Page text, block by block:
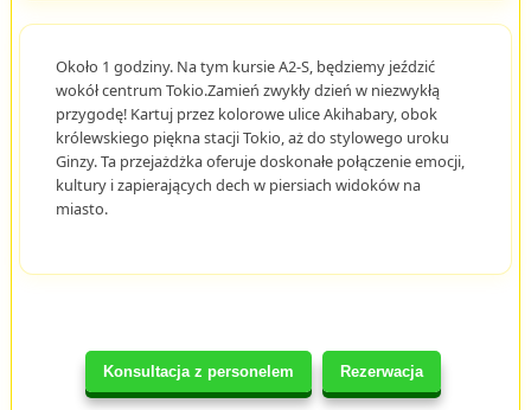
Konsultacja z personelem Rezerwacja
Około 1 godziny. Na tym kursie A2-S, będziemy jeździć
wokół centrum Tokio.Zamień zwykły dzień w niezwykłą
przygodę! Kartuj przez kolorowe ulice Akihabary, obok
królewskiego piękna stacji Tokio, aż do stylowego uroku
Ginzy. Ta przejażdżka oferuje doskonałe połączenie emocji,
kultury i zapierających dech w piersiach widoków na
miasto.